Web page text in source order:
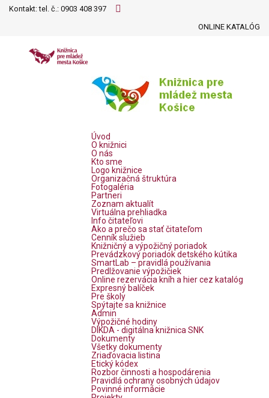
Kontakt: tel. č.: 0903 408 397
ONLINE KATALÓG
Úvod
O knižnici
O nás
Kto sme
Logo knižnice
Organizačná štruktúra
Fotogaléria
Partneri
Zoznam aktualít
Virtuálna prehliadka
Info čitateľovi
Ako a prečo sa stať čitateľom
Cenník služieb
Knižničný a výpožičný poriadok
Prevádzkový poriadok detského kútika
SmartLab – pravidlá používania
Predlžovanie výpožičiek
Online rezervácia kníh a hier cez katalóg
Expresný balíček
Pre školy
Spýtajte sa knižnice
Admin
Výpožičné hodiny
DIKDA - digitálna knižnica SNK
Dokumenty
Všetky dokumenty
Zriaďovacia listina
Etický kódex
Rozbor činnosti a hospodárenia
Pravidlá ochrany osobných údajov
Povinné informácie